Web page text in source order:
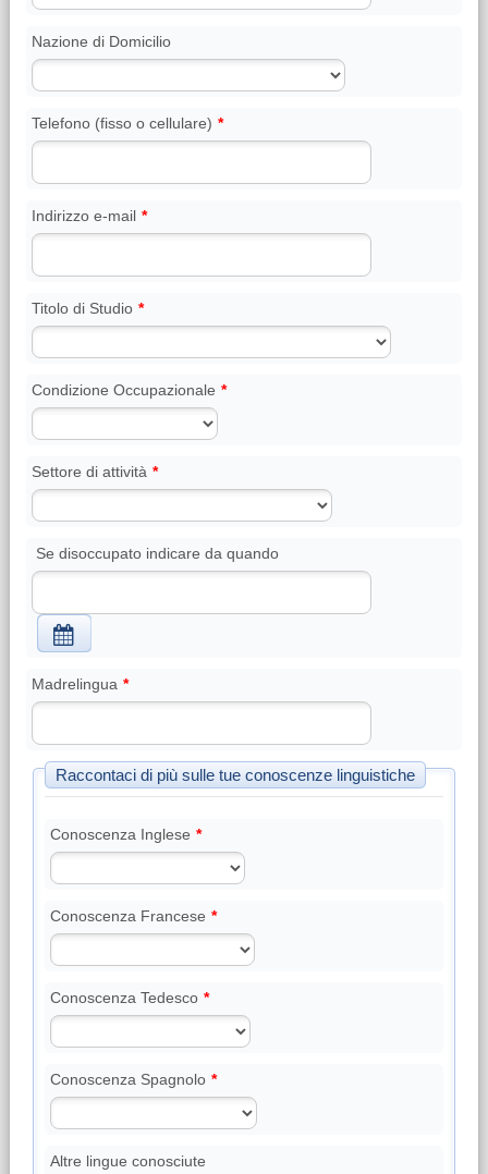
Nazione di Domicilio
Telefono (fisso o cellulare) *
Indirizzo e-mail *
Titolo di Studio *
Condizione Occupazionale *
Settore di attività *
Se disoccupato indicare da quando
Madrelingua *
Raccontaci di più sulle tue conoscenze linguistiche
Conoscenza Inglese *
Conoscenza Francese *
Conoscenza Tedesco *
Conoscenza Spagnolo *
Altre lingue conosciute